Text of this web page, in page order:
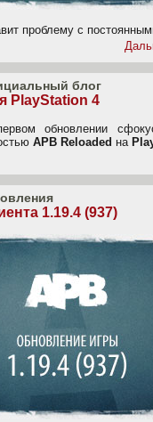
проблему с
блог
PlayStation 4
обновлении
APB Reloaded на
1.19.4 (937)